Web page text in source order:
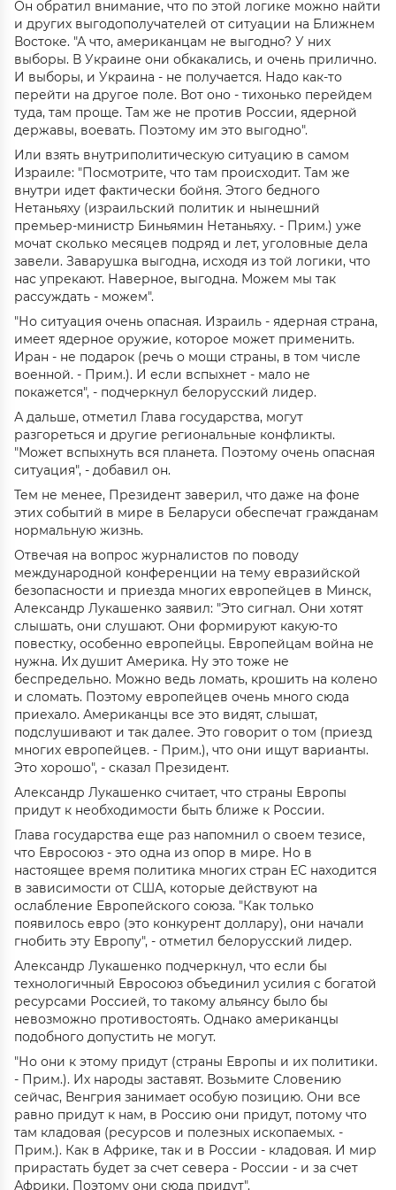
Он обратил внимание, что по этой логике можно найти
и других выгодополучателей от ситуации на Ближнем
Востоке. "А что, американцам не выгодно? У них
выборы. В Украине они обкакались, и очень прилично.
И выборы, и Украина - не получается. Надо как-то
перейти на другое поле. Вот оно - тихонько перейдем
туда, там проще. Там же не против России, ядерной
державы, воевать. Поэтому им это выгодно".
Или взять внутриполитическую ситуацию в самом
Израиле: "Посмотрите, что там происходит. Там же
внутри идет фактически бойня. Этого бедного
Нетаньяху (израильский политик и нынешний
премьер-министр Биньямин Нетаньяху. - Прим.) уже
мочат сколько месяцев подряд и лет, уголовные дела
завели. Заварушка выгодна, исходя из той логики, что
нас упрекают. Наверное, выгодна. Можем мы так
рассуждать - можем".
"Но ситуация очень опасная. Израиль - ядерная страна,
имеет ядерное оружие, которое может применить.
Иран - не подарок (речь о мощи страны, в том числе
военной. - Прим.). И если вспыхнет - мало не
покажется", - подчеркнул белорусский лидер.
А дальше, отметил Глава государства, могут
разгореться и другие региональные конфликты.
"Может вспыхнуть вся планета. Поэтому очень опасная
ситуация", - добавил он.
Тем не менее, Президент заверил, что даже на фоне
этих событий в мире в Беларуси обеспечат гражданам
нормальную жизнь.
Отвечая на вопрос журналистов по поводу
международной конференции на тему евразийской
безопасности и приезда многих европейцев в Минск,
Александр Лукашенко заявил: "Это сигнал. Они хотят
слышать, они слушают. Они формируют какую-то
повестку, особенно европейцы. Европейцам война не
нужна. Их душит Америка. Ну это тоже не
беспредельно. Можно ведь ломать, крошить на колено
и сломать. Поэтому европейцев очень много сюда
приехало. Американцы все это видят, слышат,
подслушивают и так далее. Это говорит о том (приезд
многих европейцев. - Прим.), что они ищут варианты.
Это хорошо", - сказал Президент.
Александр Лукашенко считает, что страны Европы
придут к необходимости быть ближе к России.
Глава государства еще раз напомнил о своем тезисе,
что Евросоюз - это одна из опор в мире. Но в
настоящее время политика многих стран ЕС находится
в зависимости от США, которые действуют на
ослабление Европейского союза. "Как только
появилось евро (это конкурент доллару), они начали
гнобить эту Европу", - отметил белорусский лидер.
Александр Лукашенко подчеркнул, что если бы
технологичный Евросоюз объединил усилия с богатой
ресурсами Россией, то такому альянсу было бы
невозможно противостоять. Однако американцы
подобного допустить не могут.
"Но они к этому придут (страны Европы и их политики.
- Прим.). Их народы заставят. Возьмите Словению
сейчас, Венгрия занимает особую позицию. Они все
равно придут к нам, в Россию они придут, потому что
там кладовая (ресурсов и полезных ископаемых. -
Прим.). Как в Африке, так и в России - кладовая. И мир
прирастать будет за счет севера - России - и за счет
Африки. Поэтому они сюда придут".